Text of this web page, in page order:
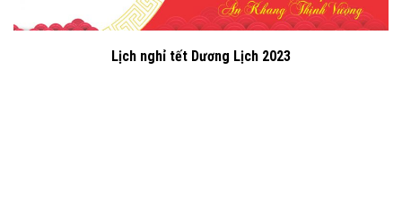
Lịch nghỉ tết Dương Lịch 2023